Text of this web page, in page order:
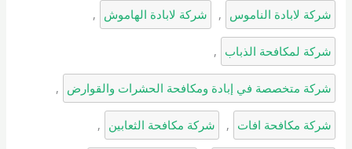
شركة لابادة الناموس , شركة لابادة الهاموش ,
شركة لمكافحة الذباب ,
شركة متخصصة في إبادة ومكافحة الحشرات والقوارض ,
شركة مكافحة افات , شركة مكافحة الثعابين ,